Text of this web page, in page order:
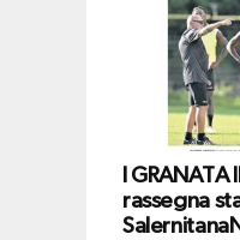
I GRANATA
rassegna